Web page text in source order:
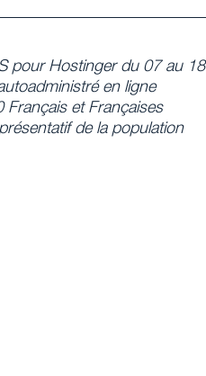
pour Hostinger du 07 au 18
en ligne
Français et Françaises
de la population